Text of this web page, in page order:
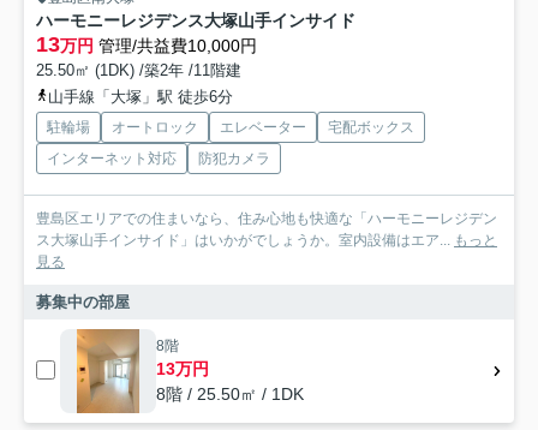
ハーモニーレジデンス大塚山手インサイド
13万円 管理/共益費10,000円
25.50㎡ (1DK) /築2年 /11階建
山手線「大塚」駅 徒歩6分
駐輪場 オートロック エレベーター
宅配ボックス
インターネット対応
防犯カメラ
豊島区エリアでの住まいなら、住み心地も快適な「ハーモニーレジデン
ス大塚山手インサイド」はいかがでしょうか。室内設備はエア...
もっと
見る
募集中の部屋
8階
13万円
8階 / 25.50㎡ / 1DK